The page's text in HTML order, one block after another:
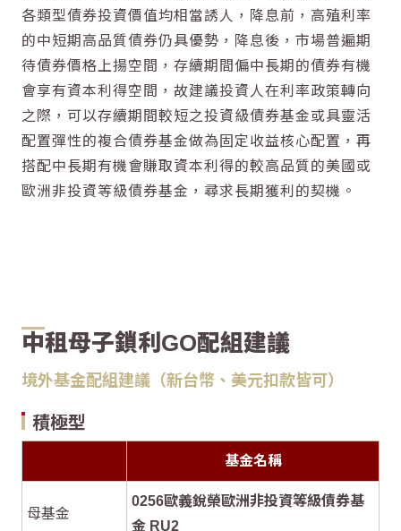
各類型債券投資價值均相當誘人，降息前，高殖利率
的中短期高品質債券仍具優勢，降息後，市場普遍期
待債券價格上揚空間，存續期間偏中長期的債券有機
會享有資本利得空間，故建議投資人在利率政策轉向
之際，可以存續期間較短之投資級債券基金或具靈活
配置彈性的複合債券基金做為固定收益核心配置，再
搭配中長期有機會賺取資本利得的較高品質的美國或
歐洲非投資等級債券基金，尋求長期獲利的契機。
中租母子鎖利GO配組建議
境外基金配組建議（新台幣、美元扣款皆可）
積極型
基金名稱
母基金
0256歐義銳榮歐洲非投資等級債券基
金 RU2